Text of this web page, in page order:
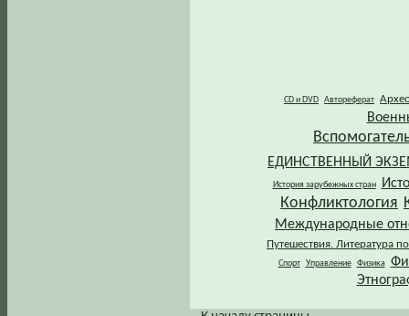
CD и DVD Автореферат
ЕДИНСТВЕННЫЙ
История зарубежных стран
Конфликтология
Международные
Путешествия. Литература
Спорт Управление Физика